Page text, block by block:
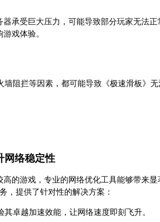
承受巨大压力，可能导致部分玩家无法正
戏体验。
阻拦等因素，都可能导致《极速滑板》无
网络稳定性
的游戏，专业的网络优化工具能够带来显
，提供了针对性的解决方案：
其卓越加速效能，让网络速度即刻飞升。